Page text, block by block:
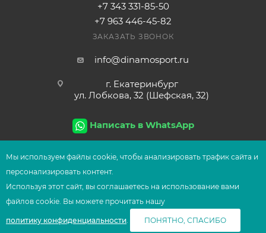
СООБЩИТЬ О ПОСТУПЛЕНИИ
+7 343 331-85-50
+7 963 446-45-82
ЗАКАЗАТЬ ЗВОНОК
info@dinamosport.ru
г. Екатеринбург
ул. Лобкова, 32 (Шефская, 32)
Написать в WhatsApp
2026© Сеть магазинов UFOsport
Мы используем файлы сооkіе, чтобы анализировать трафик сайта и
персонализировать контент.
Используя этот сайт, вы соглашаетесь на использование вами
файлов сооkіе. Вы можете прочитать нашу
политику конфиденциальности.
ПОНЯТНО, СПАСИБО